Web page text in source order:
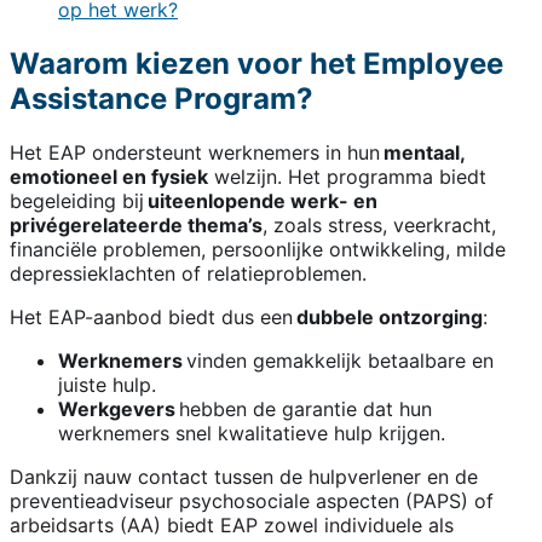
op het werk?
Waarom kiezen voor het Employee
Assistance Program?
Het EAP ondersteunt werknemers in hun mentaal,
emotioneel en fysiek welzijn. Het programma biedt
begeleiding bij uiteenlopende werk- en
privégerelateerde thema’s, zoals stress, veerkracht,
financiële problemen, persoonlijke ontwikkeling, milde
depressieklachten of relatieproblemen.
Het EAP-aanbod biedt dus eendubbele ontzorging:
Werknemersvinden gemakkelijk betaalbare en
juiste hulp.
Werkgevers hebben de garantie dat hun
werknemers snel kwalitatieve hulp krijgen.
Dankzij nauw contact tussen de hulpverlener en de
preventieadviseur psychosociale aspecten (PAPS) of
arbeidsarts (AA) biedt EAP zowel individuele als